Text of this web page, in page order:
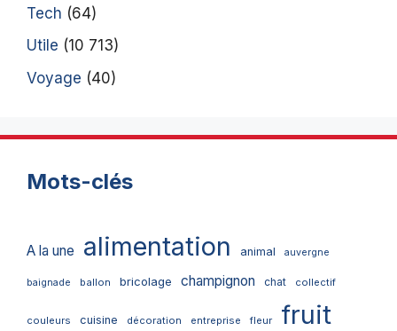
Tech (64)
Utile (10 713)
Voyage (40)
Mots-clés
A la une alimentation animal auvergne
baignade ballon bricolage champignon chat collectif
couleurs cuisine décoration entreprise fleur fruit